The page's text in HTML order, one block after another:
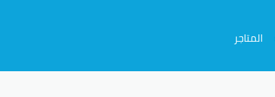
المتاجر